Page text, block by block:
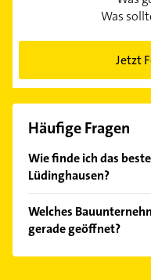
Was
Jetzt
Häufige Fragen
Wie finde ich das
Lüdinghausen?
Kundenmeinungen
Empfehlungen. Die
einfach nach
Welches
gerade geöffnet?
Im Anbieter-Bereich